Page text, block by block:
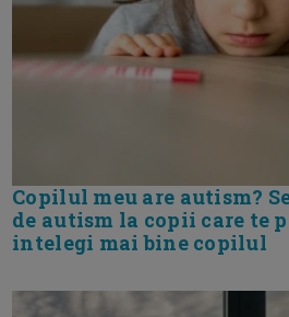
Copilul meu are autism?
de autism la copii care te
intelegi mai bine copilul